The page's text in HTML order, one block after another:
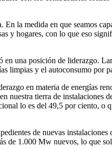
la medida en que seamos
y hogares, con lo que eso
una posición de liderazgo.
limpias y el autoconsumo por
en materia de energías
nuestra tierra de instalaciones
lo es del 49,5 por ciento, o
de nuevas instalaciones
de 1.000 Mw nuevos, lo que